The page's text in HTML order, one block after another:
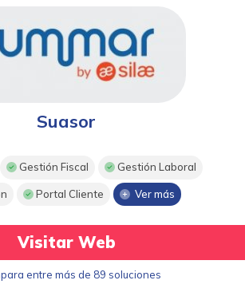
Suasor
Gestión Fiscal Gestión Laboral
Portal Cliente Ver más
Visitar Web
entre más de 89 soluciones